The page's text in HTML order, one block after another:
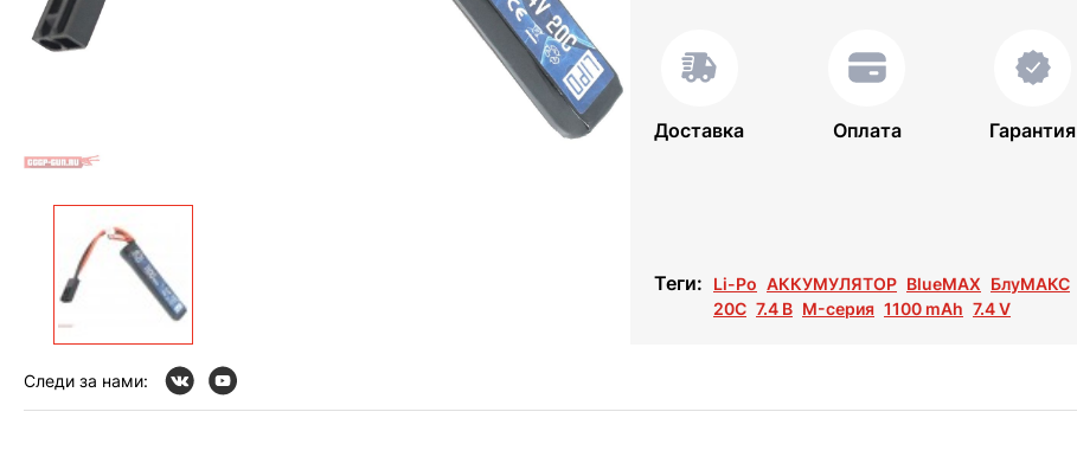
Доставка Оплата Гарантия
Теги: Li-Po АККУМУЛЯТОР BlueMAX БлуМАКС
20C 7.4 В M-серия 1100 mAh 7.4 V
Следи за нами: